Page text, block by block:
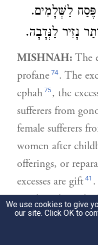
לַשְּׁלָמִים.
נָזִיר לַנְּדָבָה.
MISHNAH: The
profane74. The
ephah75, the
sufferers from
female sufferers
women after
offerings, or
excesses are gift41
anything brought
the excess is gift.
of
We use cookies to give
our site. Click OK to